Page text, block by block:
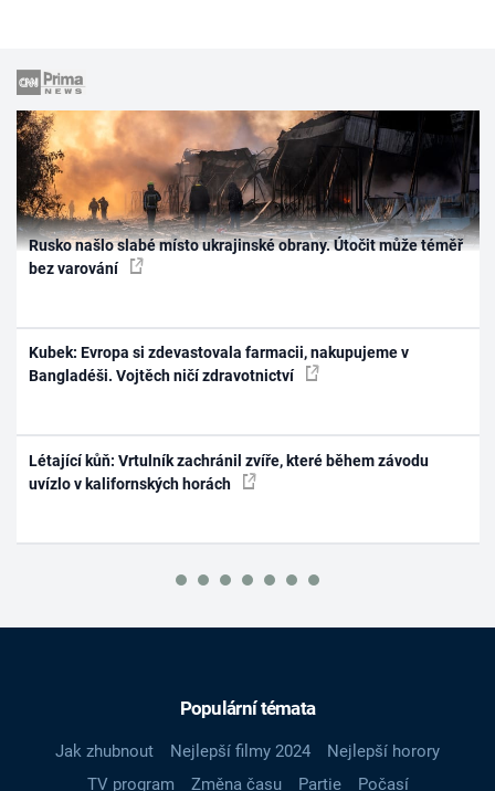
Rusko našlo slabé místo ukrajinské obrany. Útočit může téměř
bez varování
Kubek: Evropa si zdevastovala farmacii, nakupujeme v
Bangladéši. Vojtěch ničí zdravotnictví
Létající kůň: Vrtulník zachránil zvíře, které během závodu
uvízlo v kalifornských horách
Populární témata
Jak zhubnout Nejlepší filmy 2024
Nejlepší horory
TV program
Změna času Partie
Počasí